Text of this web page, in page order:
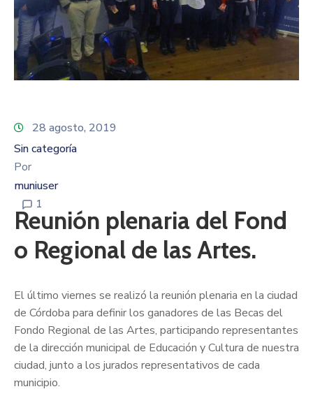
28 agosto, 2019
Sin categoría
Por
muniuser
1
Reunión plenaria del Fond
o Regional de las Artes.
El último viernes se realizó la reunión plenaria en la ciudad
de Córdoba para definir los ganadores de las Becas del
Fondo Regional de las Artes, participando representantes
de la dirección municipal de Educación y Cultura de nuestra
ciudad, junto a los jurados representativos de cada
municipio.